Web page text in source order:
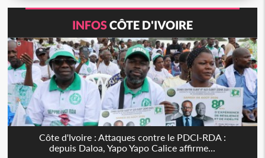
INFOSCÔTE D'IVOIRE
Côte d'Ivoire : Attaques contre le PDCI-RDA :
depuis Daloa, Yapo Yapo Calice affirme...